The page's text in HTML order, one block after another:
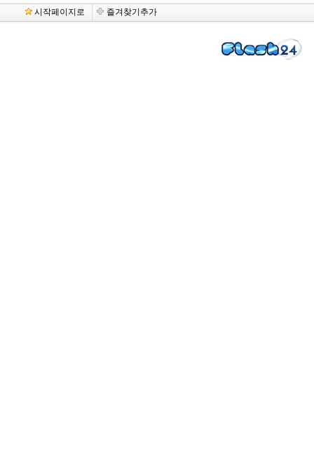
시작페이지로 즐겨찾기추가